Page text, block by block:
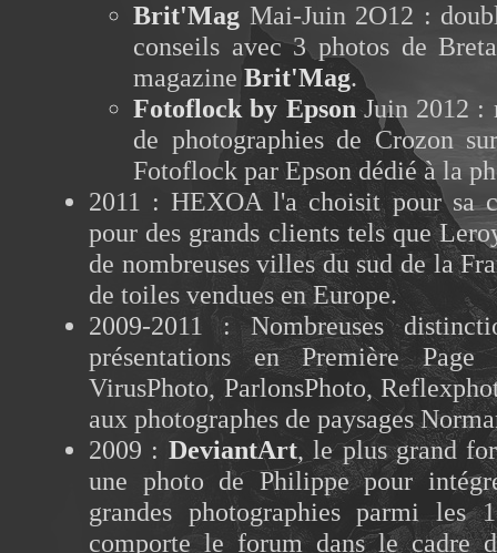
Brit'Mag Mai-Juin 2O12 :
conseils avec 3 photos de
magazine Brit'Mag.
Fotoflock by EpsonJuin 2012 :
de photographies de Crozon
Fotoflock par Epson dédié à la
2011 : HEXOA l'a choisit pour sa
pour des grands clients tels que
de nombreuses villes du sud de la
de toiles vendues en Europe.
2009-2011 : Nombreuses
présentations en Première
VirusPhoto, ParlonsPhoto,
aux photographes de paysages
2009 : DeviantArt, le plus grand
une photo de Philippe pour
grandes photographies parmi les
comporte le forum dans le cadre